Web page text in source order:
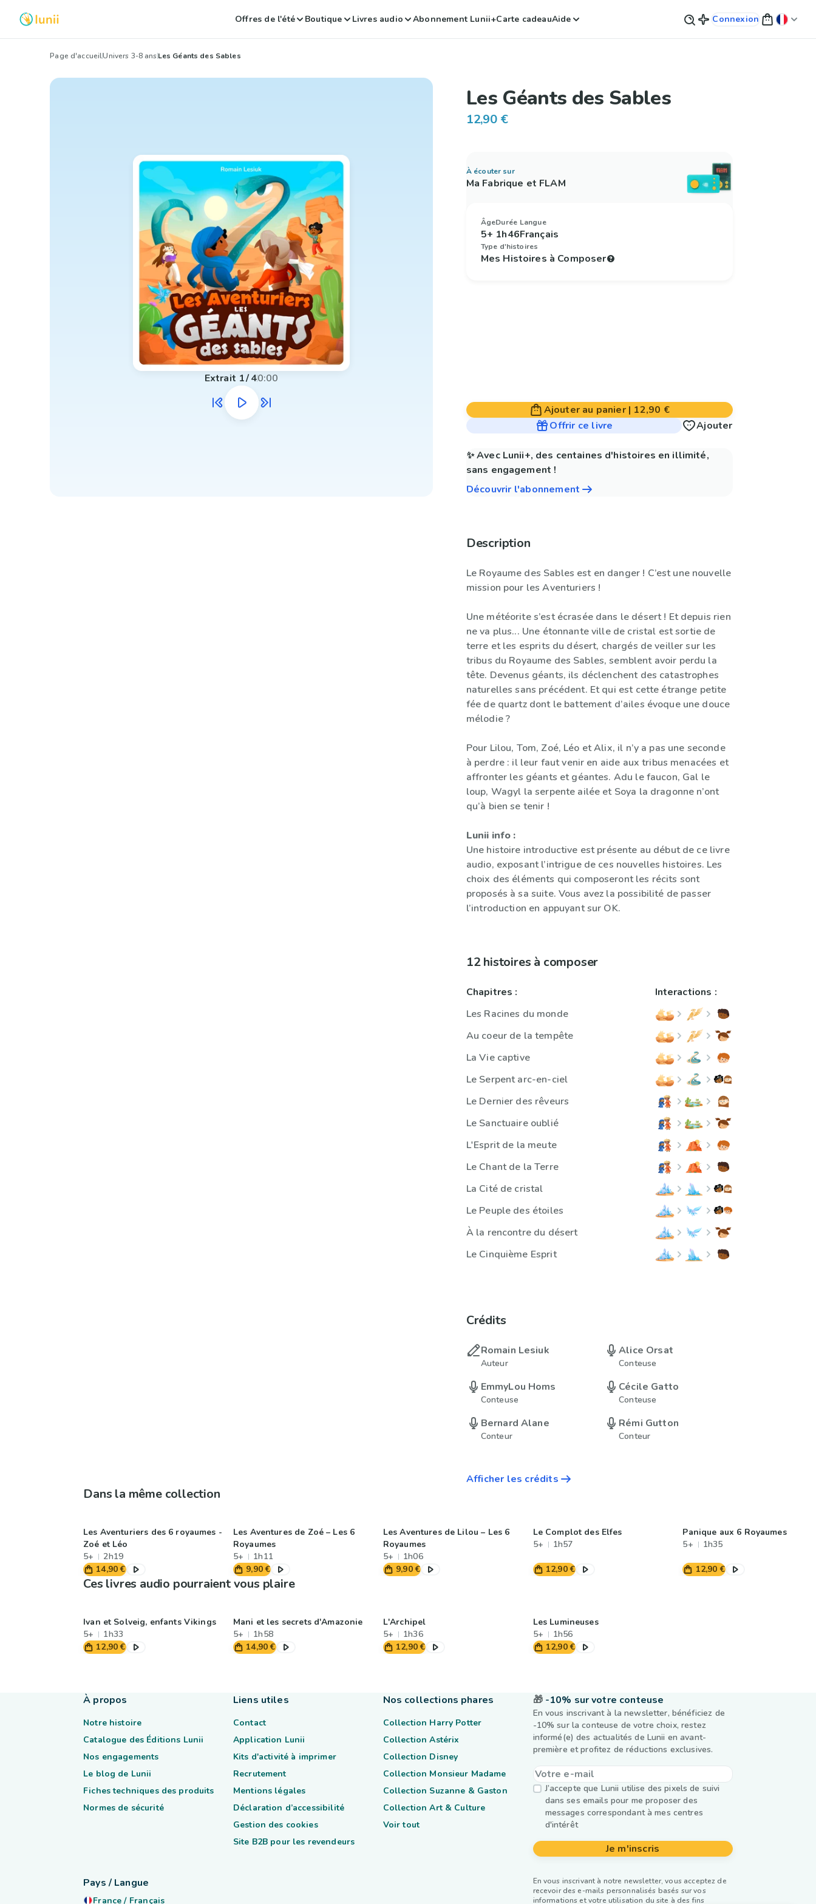
Offres de l'été Boutique Livres audio Abonnement Lunii+Carte cadeauAide Connexion
Page d'accueilUnivers 3-8 ansLes Géants des Sables
Extrait 1/40:00
Les Géants des Sables
12,90 €
À écouter sur
Ma Fabrique et FLAM
Âge
5+
Durée
1h46
Langue
Français
Type d'histoires
Mes Histoires à Composer
Ajouter au panier| 12,90 €
Offrir ce livre
Ajouter
✨ Avec Lunii+, des centaines d'histoires en illimité,
sans engagement !
Découvrir l'abonnement
Description
Le Royaume des Sables est en danger ! C’est une nouvelle
mission pour les Aventuriers !
Une météorite s’est écrasée dans le désert ! Et depuis rien
ne va plus... Une étonnante ville de cristal est sortie de
terre et les esprits du désert, chargés de veiller sur les
tribus du Royaume des Sables, semblent avoir perdu la
tête. Devenus géants, ils déclenchent des catastrophes
naturelles sans précédent. Et qui est cette étrange petite
fée de quartz dont le battement d’ailes évoque une douce
mélodie ?
Pour Lilou, Tom, Zoé, Léo et Alix, il n’y a pas une seconde
à perdre : il leur faut venir en aide aux tribus menacées et
affronter les géants et géantes. Adu le faucon, Gal le
loup, Wagyl la serpente ailée et Soya la dragonne n’ont
qu’à bien se tenir !
Lunii info :
Une histoire introductive est présente au début de ce livre
audio, exposant l’intrigue de ces nouvelles histoires. Les
choix des éléments qui composeront les récits sont
proposés à sa suite. Vous avez la possibilité de passer
l’introduction en appuyant sur OK.
12 histoires à composer
Chapitres :
Les Racines du monde
Au coeur de la tempête
La Vie captive
Le Serpent arc-en-ciel
Le Dernier des rêveurs
Le Sanctuaire oublié
L'Esprit de la meute
Le Chant de la Terre
La Cité de cristal
Le Peuple des étoiles
À la rencontre du désert
Le Cinquième Esprit
Interactions :
Crédits
Romain Lesiuk
Auteur
Alice Orsat
Conteuse
EmmyLou Homs
Conteuse
Cécile Gatto
Conteuse
Bernard Alane
Conteur
Rémi Gutton
Conteur
Afficher les crédits
Dans la même collection
Les Aventuriers des 6 royaumes -
Zoé et Léo
5+
2h19
14,90 €
Les Aventures de Zoé – Les 6
Royaumes
5+
1h11
9,90 €
Les Aventures de Lilou – Les 6
Royaumes
5+
1h06
9,90 €
Le Complot des Elfes
5+
1h57
12,90 €
Panique aux 6 Royaumes
5+
1h35
12,90 €
Ces livres audio pourraient vous plaire
Ivan et Solveig, enfants Vikings
5+
1h33
12,90 €
Mani et les secrets d'Amazonie
5+
1h58
14,90 €
L'Archipel
5+
1h36
12,90 €
Les Lumineuses
5+
1h56
12,90 €
🎁 -10% sur votre conteuse
En vous inscrivant à la newsletter, bénéficiez de
-10% sur la conteuse de votre choix, restez
informé(e) des actualités de Lunii en avant-
première et profitez de réductions exclusives.
J’accepte que Lunii utilise des pixels de suivi
dans ses emails pour me proposer des
messages correspondant à mes centres
d'intérêt
Je m'inscris
En vous inscrivant à notre newsletter, vous acceptez de
recevoir des e-mails personnalisés basés sur vos
informations et votre utilisation du site à des fins
À propos
Notre histoire
Catalogue des Éditions Lunii
Nos engagements
Le blog de Lunii
Fiches techniques des produits
Normes de sécurité
Liens utiles
Contact
Application Lunii
Kits d'activité à imprimer
Recrutement
Mentions légales
Déclaration d’accessibilité
Gestion des cookies
Site B2B pour les revendeurs
Nos collections phares
Collection Harry Potter
Collection Astérix
Collection Disney
Collection Monsieur Madame
Collection Suzanne & Gaston
Collection Art & Culture
Voir tout
Pays / Langue
France / Français